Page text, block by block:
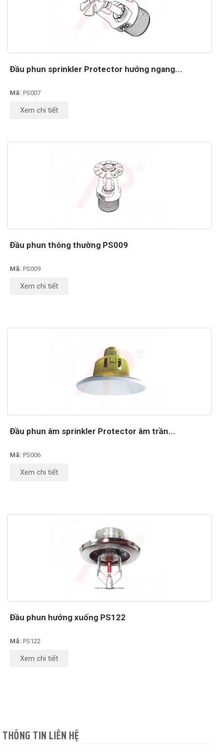
Đầu phun sprinkler Protector hướng ngang...
Mã: PS007
Xem chi tiết
Đầu phun thông thường PS009
Mã: PS009
Xem chi tiết
Đầu phun âm sprinkler Protector âm trần...
Mã: PS006
Xem chi tiết
Đầu phun hướng xuống PS122
Mã: PS122
Xem chi tiết
THÔNG TIN LIÊN HỆ